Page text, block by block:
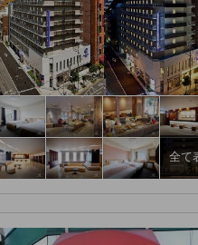
全て